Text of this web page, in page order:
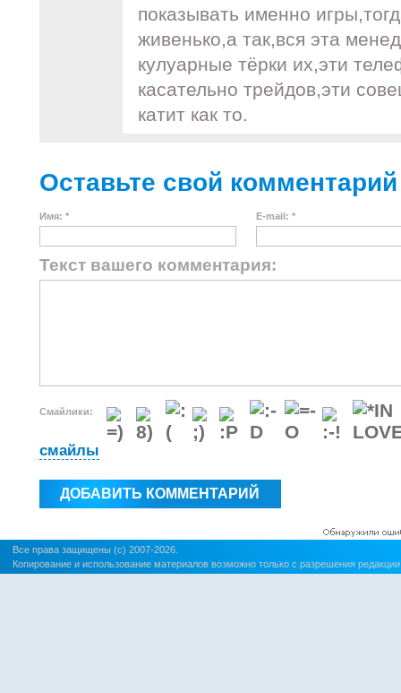
показывать именно
живенько,а так,вся эта
кулуарные тёрки их,эти
касательно трейдов,эти
катит как то.
Оставьте свой комментарий
Имя: * E-mail: *
Текст вашего комментария:
Смайлики:
смайлы
Все права защищены (c) 2007-2026.
Копирование и использование материалов возможно только с разрешения